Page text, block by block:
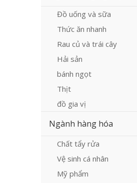
Đồ uống và sữa
Thức ăn nhanh
Rau củ và trái cây
Hải sản
bánh ngọt
Thịt
đồ gia vị
Ngành hàng hóa
Chất tẩy rửa
Vệ sinh cá nhân
Mỹ phẩm